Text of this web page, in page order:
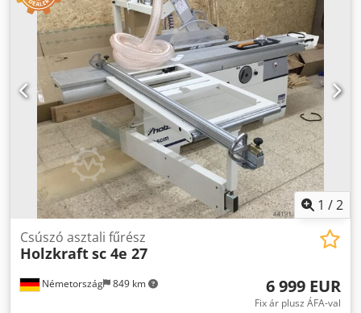
1 /2
Németország 849 km
Csúszó asztali fűrész
Holzkraftsc 4e 27
6 999 EUR
Fix ár plusz ÁFA-val